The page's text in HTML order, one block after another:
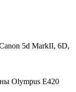
5d MarkII, 6D,
Olympus E420